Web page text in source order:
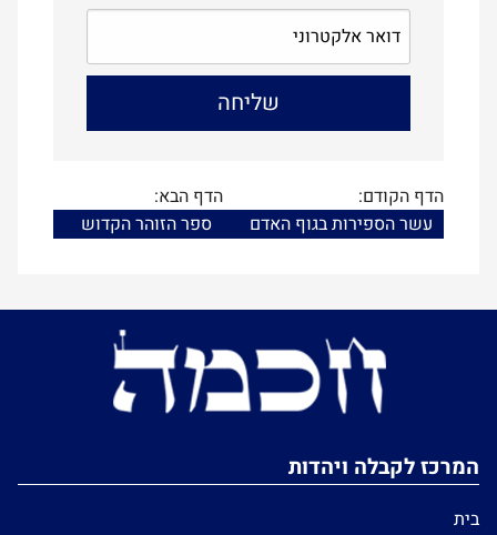
הדף הקודם:
עשר הספירות בגוף האדם
הדף הבא:
ספר הזוהר הקדוש
המרכז לקבלה ויהדות
בית